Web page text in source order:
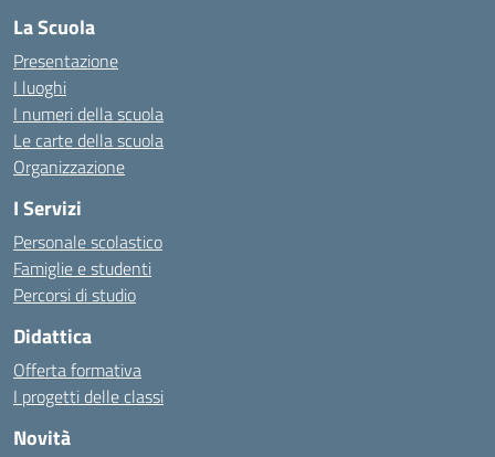
La Scuola
Presentazione
I luoghi
I numeri della scuola
Le carte della scuola
Organizzazione
I Servizi
Personale scolastico
Famiglie e studenti
Percorsi di studio
Didattica
Offerta formativa
I progetti delle classi
Novità